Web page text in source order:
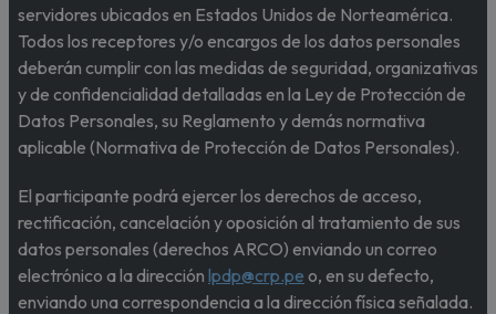
servidores ubicados en Estados Unidos de Norteamérica.
Todos los receptores y/o encargos de los datos personales
deberán cumplir con las medidas de seguridad, organizativas
y de confidencialidad detalladas en la Ley de Protección de
Datos Personales, su Reglamento y demás normativa
aplicable (Normativa de Protección de Datos Personales).
El participante podrá ejercer los derechos de acceso,
rectificación, cancelación y oposición al tratamiento de sus
datos personales (derechos ARCO) enviando un correo
electrónico a la dirección lpdp@crp.pe o, en su defecto,
enviando una correspondencia a la dirección física señalada.